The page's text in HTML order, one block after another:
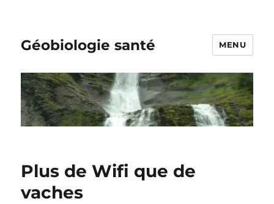
Géobiologie santé MENU
Plus de Wifi que de
vaches